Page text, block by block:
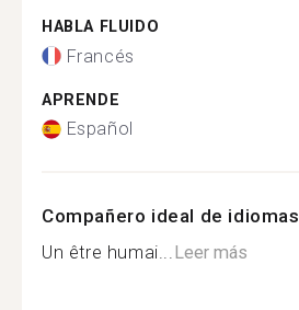
HABLA FLUIDO
Francés
APRENDE
Español
Compañero ideal de idiomas
Un être humai...Leer más